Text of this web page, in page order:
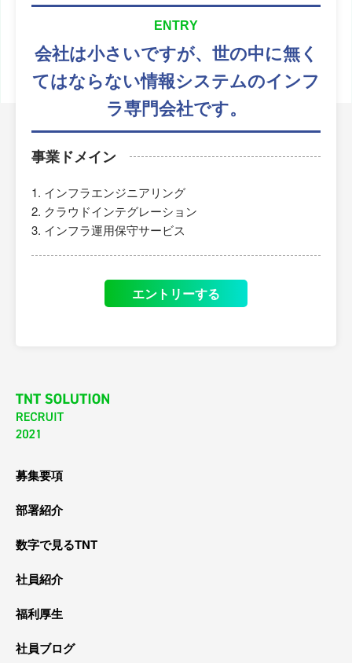
ENTRY
会社は小さいですが、 世の中に無く
てはならない情報システムのインフ
ラ専門会社です。
事業ドメイン
インフラエンジニアリング
クラウドインテグレーション
インフラ運用保守サービス
エントリーする
募集要項
部署紹介
数字で見るTNT
社員紹介
福利厚生
社員ブログ